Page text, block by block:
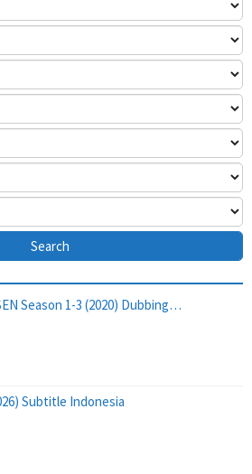
Season 1-3 (2020) Dubbing…
Subtitle Indonesia